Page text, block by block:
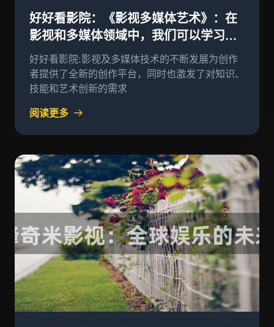
好好看影院：《影视多媒体艺术》：在
影视和多媒体领域中，我们可以学习到
更多的知识与技能。
好好看影院:影视及多媒体技术的不断发展为创作
者提供了全新的创作平台，同时也激发了对知识、
技能和艺术创新的需求
阅读更多